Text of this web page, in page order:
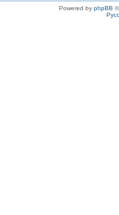
Powered by phpBB